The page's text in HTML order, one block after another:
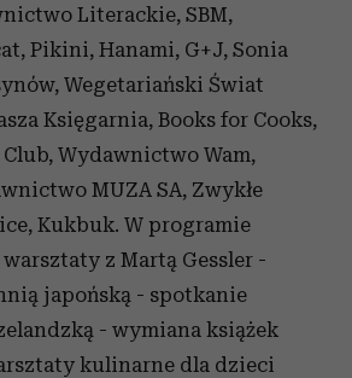
Literackie, SBM,
Pikini, Hanami, G+J, Sonia
Wegetariański Świat
Księgarnia, Books for Cooks,
Wydawnictwo Wam,
MUZA SA, Zwykłe
Kukbuk. W programie
z Martą Gessler -
japońską - spotkanie
- wymiana książek
kulinarne dla dzieci